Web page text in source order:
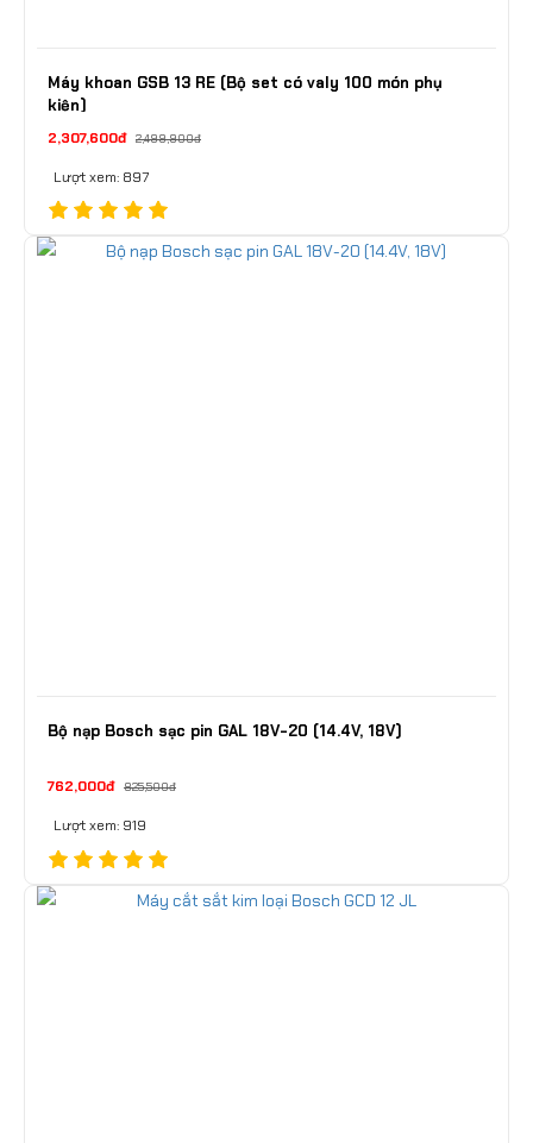
Máy khoan GSB 13 RE (Bộ set có valy 100 món phụ
kiện)
2,307,600đ 2,499,900đ
Lượt xem: 897
Bộ nạp Bosch sạc pin GAL 18V-20 (14.4V, 18V)
762,000đ 825,500đ
Lượt xem: 919